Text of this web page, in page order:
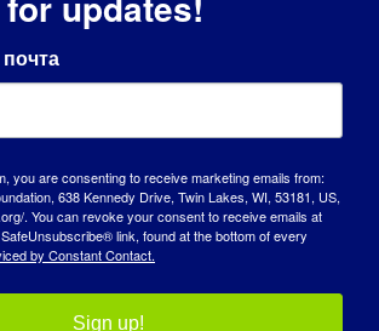
you are consenting to receive marketing emails from:
638 Kennedy Drive, Twin Lakes, WI, 53181, US,
. You can revoke your consent to receive emails at
link, found at the bottom of every
by Constant Contact.
Sign up!